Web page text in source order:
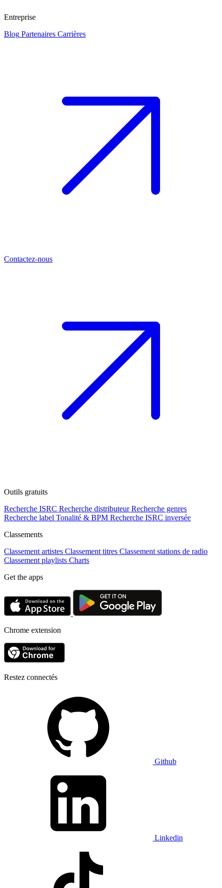
Entreprise
Blog Partenaires Carrières
Contactez-nous
Outils gratuits
Recherche ISRC Recherche distributeur Recherche genres
Recherche label Tonalité & BPM Recherche ISRC inversée
Classements
Classement artistes Classement titres Classement stations de radio
Classement playlists Charts
Get the apps
Chrome extension
Restez connectés
Github
Linkedin